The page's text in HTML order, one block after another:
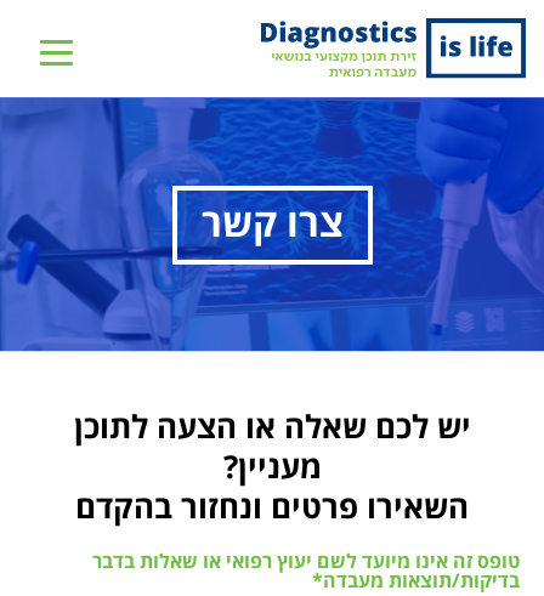
שִׂים
בְּאֲתָר
מֻפְעֶלֶת
מַעֲרֶכֶת
נָגִישׁ
בִּקְלִיק
הַמְּסַיַּעַת
לִנְגִישׁוּת
הָאֲתָר.
צרו קשר
יש לכם שאלה או הצעה לתוכן
מעניין?
השאירו פרטים ונחזור בהקדם
טופס זה אינו מיועד לשם יעוץ רפואי או שאלות בדבר
בדיקות/תוצאות מעבדה*